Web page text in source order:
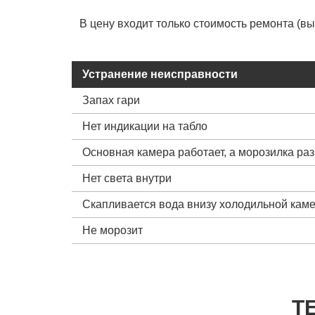
В цену входит только стоимость ремонта
Устранение неисправности
Запах гари
Нет индикации на табло
Основная камера работает, а морозилка
Нет света внутри
Скапливается вода внизу холодильной
Не морозит